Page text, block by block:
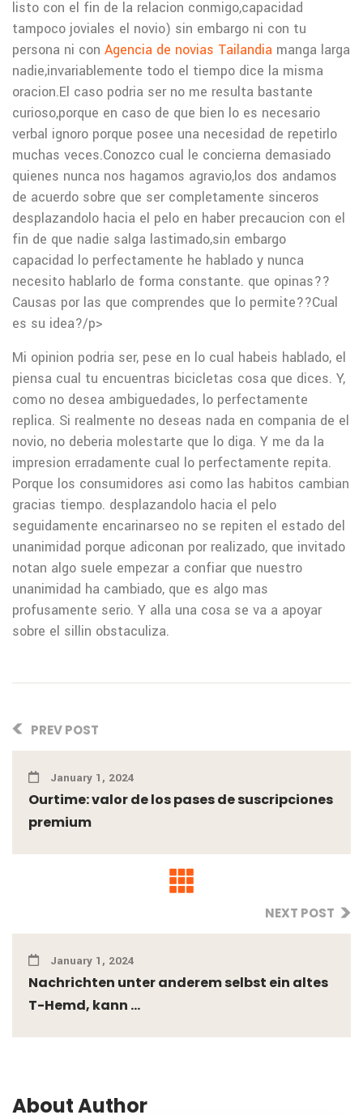
listo con el fin de la relacion conmigo,capacidad
tampoco joviales el novio) sin embargo ni con tu
persona ni con Agencia de novias Tailandia manga larga
nadie,invariablemente todo el tiempo dice la misma
oracion.El caso podri­a ser no me resulta bastante
curioso,porque en caso de que bien lo es necesario
verbal ignoro porque posee una necesidad de repetirlo
muchas veces.Conozco cual le concierna demasiado
quienes nunca nos hagamos agravio,los dos andamos
de acuerdo sobre que ser completamente sinceros
desplazandolo hacia el pelo en haber precaucion con el
fin de que nadie salga lastimado,sin embargo
capacidad lo perfectamente he hablado y nunca
necesito hablarlo de forma constante. que opinas??
Causas por las que comprendes que lo permite??Cual
es su idea?/p>
Mi opinion podri­a ser, pese en lo cual habeis hablado, el
piensa cual tu encuentras bicicletas cosa que dices. Y,
como no desea ambiguedades, lo perfectamente
replica. Si realmente no deseas nada en compania de el
novio, no deberia molestarte que lo diga. Y me da la
impresion erradamente cual lo perfectamente repita.
Porque los consumidores asi­ como las habitos cambian
gracias tiempo. desplazandolo hacia el pelo
seguidamente encarinarseo no se repiten el estado del
unanimidad porque adiconan por realizado, que invitado
notan algo suele empezar a confiar que nuestro
unanimidad ha cambiado, que es algo mas
profusamente serio. Y alla una cosa se va a apoyar
sobre el silli­n obstaculiza.
PREV POST
January 1, 2024
Ourtime: valor de los pases de suscripciones
premium
NEXT POST
January 1, 2024
Nachrichten unter anderem selbst ein altes
T-Hemd, kann ...
About Author